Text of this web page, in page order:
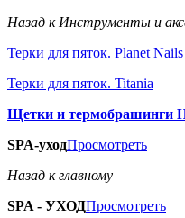
Назад к Инструменты и
Терки для пяток. Planet Nails
Терки для пяток. Titania
Щетки и термобрашинги
SPA-уходПросмотреть
Назад к главному
SPA - УХОДПросмотреть